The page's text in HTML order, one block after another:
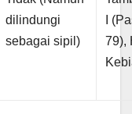
dilindungi
sebagai sipil)
I
79),